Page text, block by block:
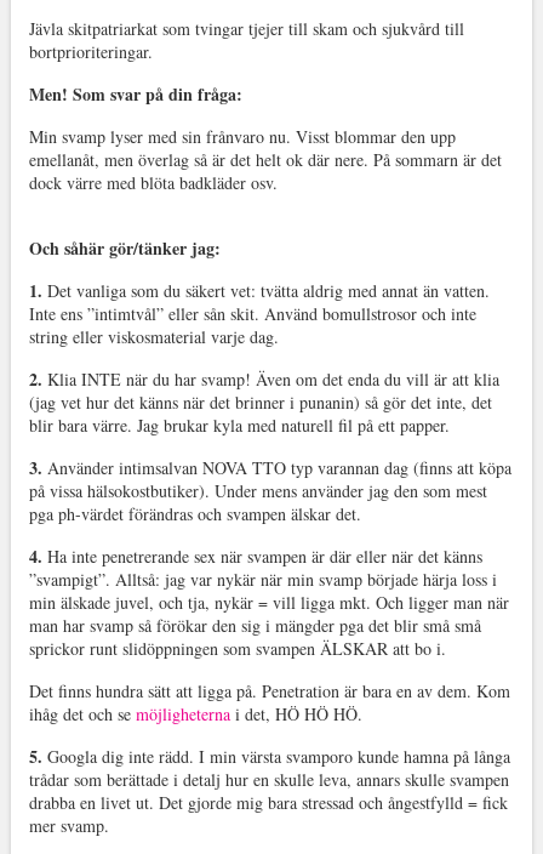
Jävla skitpatriarkat som tvingar tjejer till skam och sjukvård till
bortprioriteringar.
Men! Som svar på din fråga:
Min svamp lyser med sin frånvaro nu. Visst blommar den upp
emellanåt, men överlag så är det helt ok där nere. På sommarn är det
dock värre med blöta badkläder osv.
Och såhär gör/tänker jag:
1. Det vanliga som du säkert vet: tvätta aldrig med annat än vatten.
Inte ens ”intimtvål” eller sån skit. Använd bomullstrosor och inte
string eller viskosmaterial varje dag.
2. Klia INTE när du har svamp! Även om det enda du vill är att klia
(jag vet hur det känns när det brinner i punanin) så gör det inte, det
blir bara värre. Jag brukar kyla med naturell fil på ett papper.
3. Använder intimsalvan NOVA TTO typ varannan dag (finns att köpa
på vissa hälsokostbutiker). Under mens använder jag den som mest
pga ph-värdet förändras och svampen älskar det.
4. Ha inte penetrerande sex när svampen är där eller när det känns
”svampigt”. Alltså: jag var nykär när min svamp började härja loss i
min älskade juvel, och tja, nykär = vill ligga mkt. Och ligger man när
man har svamp så förökar den sig i mängder pga det blir små små
sprickor runt slidöppningen som svampen ÄLSKAR att bo i.
Det finns hundra sätt att ligga på. Penetration är bara en av dem. Kom
ihåg det och se möjligheternai det, HÖ HÖ HÖ.
5. Googla dig inte rädd. I min värsta svamporo kunde hamna på långa
trådar som berättade i detalj hur en skulle leva, annars skulle svampen
drabba en livet ut. Det gjorde mig bara stressad och ångestfylld = fick
mer svamp.